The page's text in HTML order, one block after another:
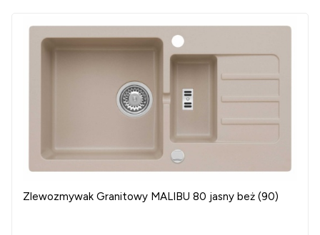
Zlewozmywak Granitowy MALIBU 80 jasny beż (90)